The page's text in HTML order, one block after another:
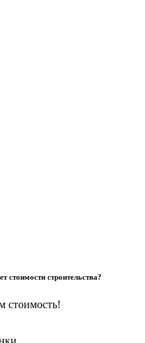
стоимости строительства?
стоимость!